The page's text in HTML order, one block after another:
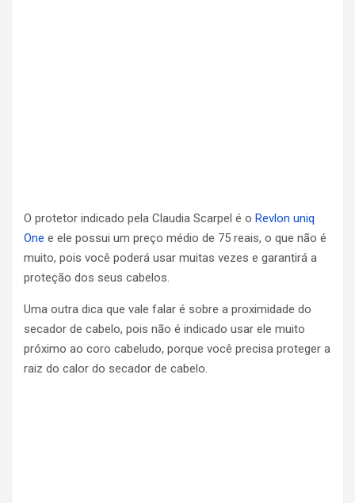
O protetor indicado pela Claudia Scarpel é o Revlon uniq
One e ele possui um preço médio de 75 reais, o que não é
muito, pois você poderá usar muitas vezes e garantirá a
proteção dos seus cabelos.
Uma outra dica que vale falar é sobre a proximidade do
secador de cabelo, pois não é indicado usar ele muito
próximo ao coro cabeludo, porque você precisa proteger a
raiz do calor do secador de cabelo.